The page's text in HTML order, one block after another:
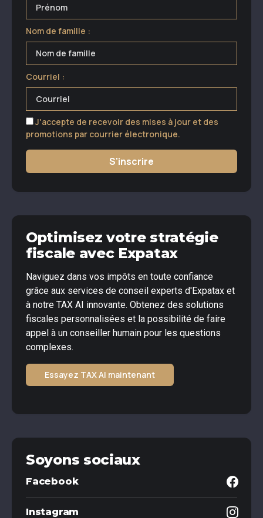
Nom de famille :
Courriel :
J'accepte de recevoir des mises à jour et des
promotions par courrier électronique.
S'inscrire
Optimisez votre stratégie
fiscale avec Expatax
Naviguez dans vos impôts en toute confiance
grâce aux services de conseil experts d'Expatax et
à notre TAX AI innovante. Obtenez des solutions
fiscales personnalisées et la possibilité de faire
appel à un conseiller humain pour les questions
complexes.
Essayez TAX AI maintenant
Soyons sociaux
Facebook
Instagram